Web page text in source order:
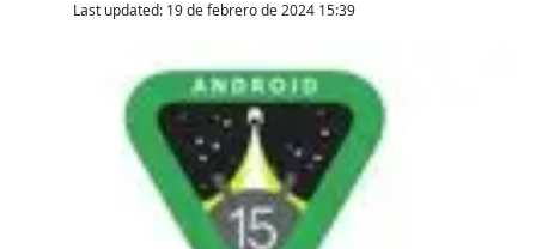
Last updated: 19 de febrero de 2024 15:39